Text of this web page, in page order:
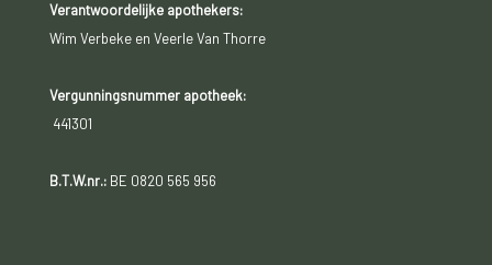
Verantwoordelijke apothekers:
Wim Verbeke en Veerle Van Thorre
Vergunningsnummer apotheek:
441301
B.T.W.nr.:BE 0820 565 956